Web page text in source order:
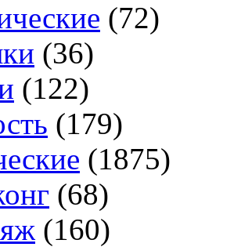
(72)
(36)
(122)
(179)
(1875)
(68)
(160)